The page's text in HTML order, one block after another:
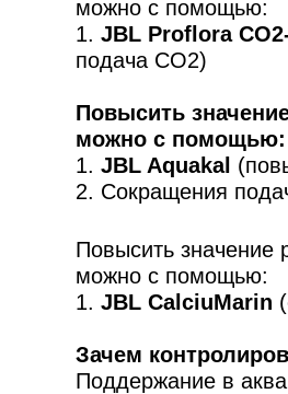
можно с помощью:
1. JBL Proflora
подача СО2)
Повысить
можно с помощью:
1. JBL Aquakal
2. Сокращения
Повысить значение
можно с помощью:
1. JBL CalciuMarin
Зачем
Поддержание в